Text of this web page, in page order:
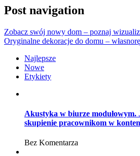
Post navigation
Zobacz swój nowy dom – poznaj
Oryginalne dekoracje do domu –
Najlepsze
Nowe
Etykiety
Akustyka w biurze modułowym.
skupienie pracownikom w
Bez Komentarza